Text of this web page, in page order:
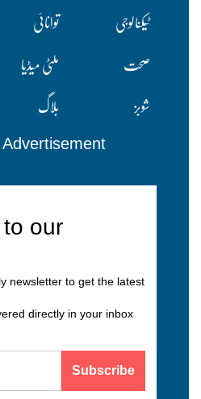
ٹیکنالوجی
توانائی
صحت
ملٹی میڈیا
شوبز
بلاگ
Advertisement
our
newsletter to get the latest
directly in your inbox.
Subscribe